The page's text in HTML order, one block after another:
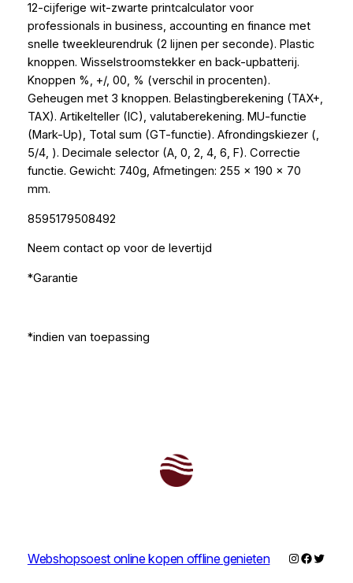
12-cijferige wit-zwarte printcalculator voor
professionals in business, accounting en finance met
snelle tweekleurendruk (2 lijnen per seconde). Plastic
knoppen. Wisselstroomstekker en back-upbatterij.
Knoppen %, +/, 00, % (verschil in procenten).
Geheugen met 3 knoppen. Belastingberekening (TAX+,
TAX). Artikelteller (IC), valutaberekening. MU-functie
(Mark-Up), Total sum (GT-functie). Afrondingskiezer (,
5/4, ). Decimale selector (A, 0, 2, 4, 6, F). Correctie
functie. Gewicht: 740g, Afmetingen: 255 x 190 x 70
mm.
8595179508492
Neem contact op voor de levertijd
*Garantie
*indien van toepassing
Webshopsoest online kopen offline genieten Instagram
Twitter